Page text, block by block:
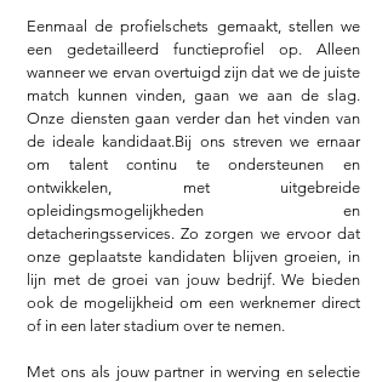
Eenmaal de profielschets gemaakt, stellen we
een gedetailleerd functieprofiel op. Alleen
wanneer we ervan overtuigd zijn dat we de juiste
match kunnen vinden, gaan we aan de slag.
Onze diensten gaan verder dan het vinden van
de ideale kandidaat.Bij ons streven we ernaar
om talent continu te ondersteunen en
ontwikkelen, met uitgebreide
opleidingsmogelijkheden en
detacheringsservices. Zo zorgen we ervoor dat
onze geplaatste kandidaten blijven groeien, in
lijn met de groei van jouw bedrijf. We bieden
ook de mogelijkheid om een werknemer direct
of in een later stadium over te nemen.
Met ons als jouw partner in werving en selectie